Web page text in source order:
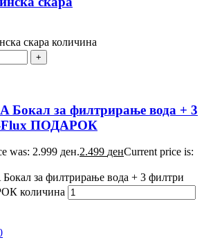
скара количина
Бокал за филтрирање вода + 3
Flux ПОДАРОК
was: 2.999 ден.2.499 денCurrent price is:
за филтрирање вода + 3 филтри
количина